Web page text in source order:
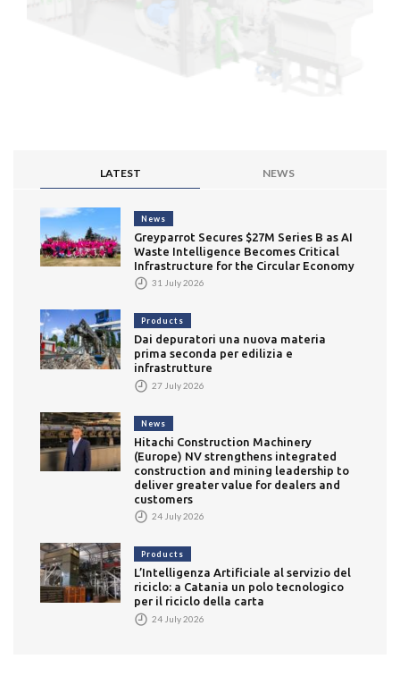
LATEST NEWS
News
Greyparrot Secures $27M Series B as AI
Waste Intelligence Becomes Critical
Infrastructure for the Circular Economy
31 July 2026
Products
Dai depuratori una nuova materia
prima seconda per edilizia e
infrastrutture
27 July 2026
News
Hitachi Construction Machinery
(Europe) NV strengthens integrated
construction and mining leadership to
deliver greater value for dealers and
customers
24 July 2026
Products
L’Intelligenza Artificiale al servizio del
riciclo: a Catania un polo tecnologico
per il riciclo della carta
24 July 2026